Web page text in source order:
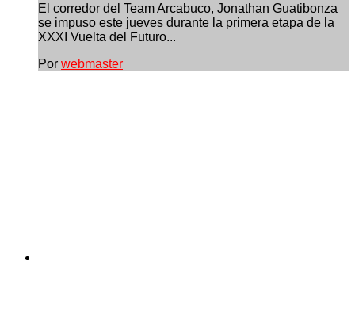
El corredor del Team Arcabuco, Jonathan Guatibonza
se impuso este jueves durante la primera etapa de la
XXXI Vuelta del Futuro...
Por webmaster